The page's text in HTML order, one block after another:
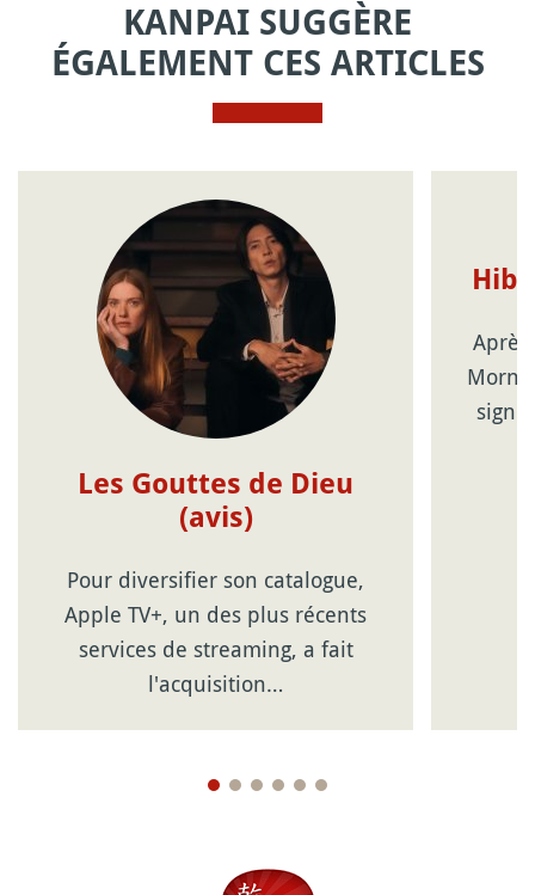
KANPAI SUGGÈRE
ÉGALEMENT CES ARTICLES
Les Gouttes de Dieu
(avis)
Pour diversifier son catalogue,
Apple TV+, un des plus récents
services de streaming, a fait
l'acquisition…